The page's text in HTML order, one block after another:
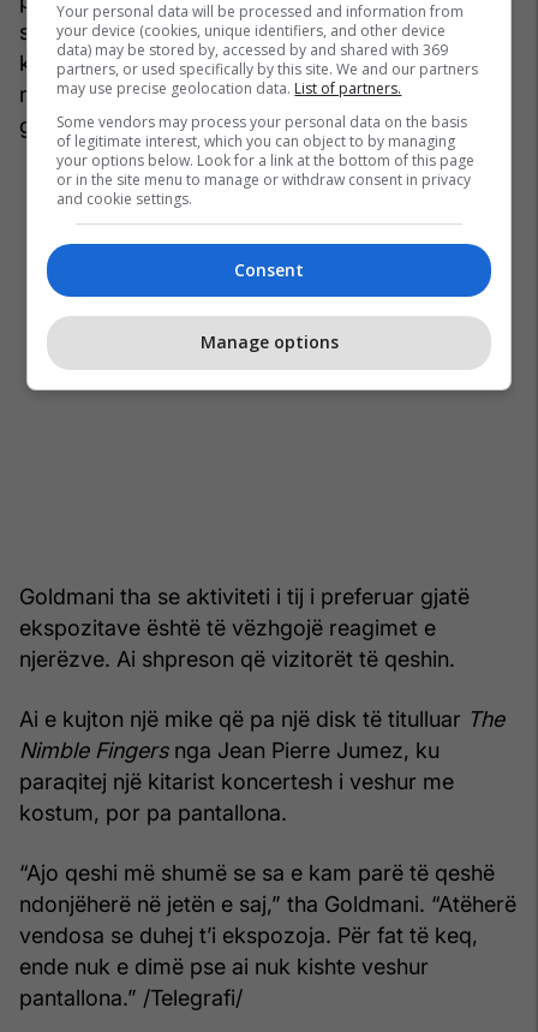
shembull është albumiLovesexynga Prince, ku
këngëtari, i zhytur në mendime, shtrihet lakuriq
mbi një zambak gjigant. E tmerrshme apo
gjeniale?
Goldmani tha se aktiviteti i tij i preferuar gjatë
ekspozitave është të vëzhgojë reagimet e
njerëzve. Ai shpreson që vizitorët të qeshin.
Ai e kujton një mike që pa një disk të titulluar The
Nimble Fingersnga Jean Pierre Jumez, ku
paraqitej një kitarist koncertesh i veshur me
kostum, por pa pantallona.
“Ajo qeshi më shumë se sa e kam parë të qeshë
ndonjëherë në jetën e saj,” tha Goldmani. “Atëherë
vendosa se duhej t’i ekspozoja. Për fat të keq,
ende nuk e dimë pse ai nuk kishte veshur
pantallona.” /Telegrafi/
Your personal data will be processed and information from
your device (cookies, unique identifiers, and other device
data) may be stored by, accessed by and shared with 369
partners, or used specifically by this site. We and our partners
may use precise geolocation data. List of partners.
Some vendors may process your personal data on the basis
of legitimate interest, which you can object to by managing
your options below. Look for a link at the bottom of this page
or in the site menu to manage or withdraw consent in privacy
and cookie settings.
Consent
Manage options